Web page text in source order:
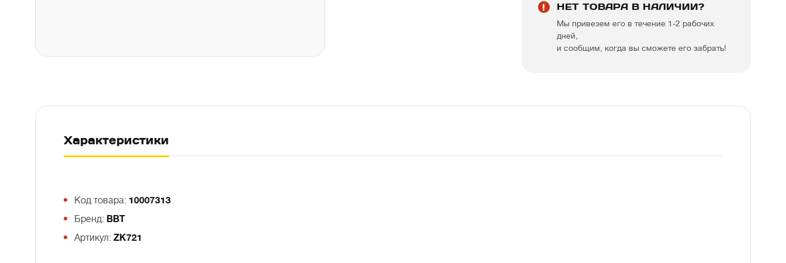
НЕТ ТОВАРА В НАЛИЧИИ?
Мы привезем его в течение 1-2 рабочих
дней,
и сообщим, когда вы сможете его забрать!
Характеристики
Код товара: 10007313
Бренд: BBT
Артикул: ZK721